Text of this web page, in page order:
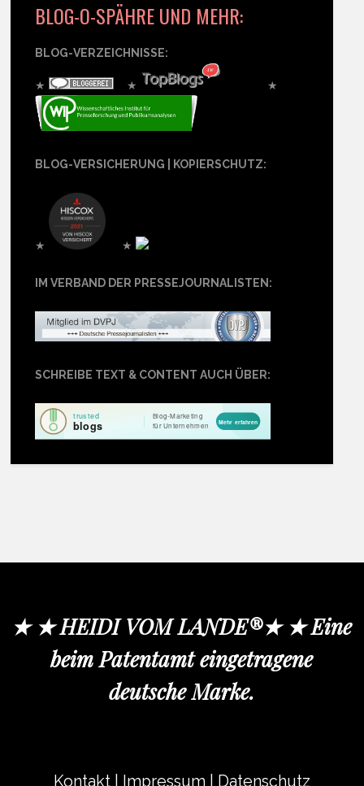
BLOG-O-SPÄHRE UND MEHR:
BLOG-VERZEICHNISSE:
★ ★ ★
BLOG-VERSICHERUNG | KOPIERSCHUTZ:
★ ★
IM VERBAND DER PRESSEJOURNALISTEN:
SCHREIBE TEXT & CONTENT AUCH ÜBER:
★ ★ HEIDI VOM LANDE®★ ★ Eine
beim Patentamt eingetragene
deutsche Marke.
Kontakt Impressum Datenschutz